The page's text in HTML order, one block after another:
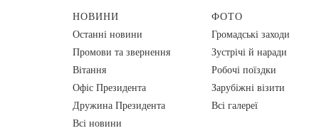
НОВИНИ
Останні новини
Промови та звернення
Вiтання
Офіс Президента
Дружина Президента
Всі новини
ФОТО
Громадські заходи
Зустрічі й наради
Робочі поїздки
Зарубіжні візити
Всі галереї